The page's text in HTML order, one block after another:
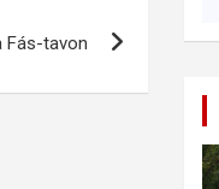
Fás-tavon